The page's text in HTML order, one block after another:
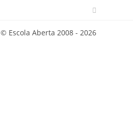
© Escola Aberta 2008 - 2026